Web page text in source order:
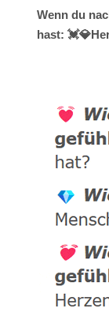
Wenn du
hast: